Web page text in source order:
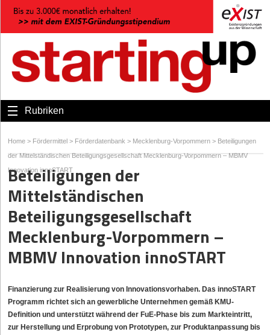
Rubriken
Home > Fördermittel > Förderdatenbank > Mecklenburg-Vorpommern > Beteiligungen
der Mittelständischen Beteiligungsgesellschaft Mecklenburg-Vorpommern – MBMV
Innovation innoSTART
Beteiligungen der
Mittelständischen
Beteiligungsgesellschaft
Mecklenburg-Vorpommern –
MBMV Innovation innoSTART
Finanzierung zur Realisierung von Innovationsvorhaben. Das innoSTART
Programm richtet sich an gewerbliche Unternehmen gemäß KMU-
Definition und unterstützt während der FuE-Phase bis zum Markteintritt,
zur Herstellung und Erprobung von Prototypen, zur Produktanpassung bis